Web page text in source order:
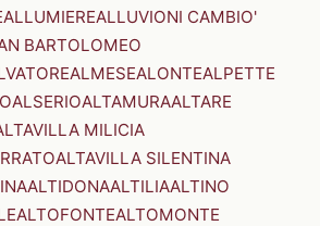
ALLUMIEREALLUVIONI CAMBIO'
BARTOLOMEO
ALMESEALONTEALPETTE
ALSERIOALTAMURAALTARE
MILICIA
ALTAVILLA SILENTINA
ALTIDONAALTILIAALTINO
ALTOFONTEALTOMONTE